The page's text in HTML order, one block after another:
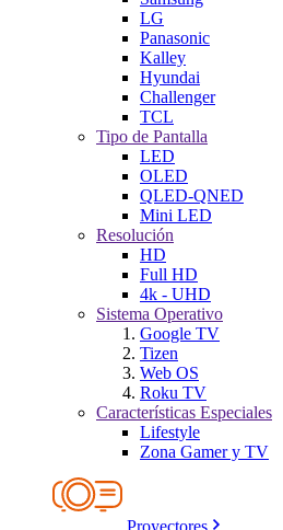
LG
Panasonic
Kalley
Hyundai
Challenger
TCL
Tipo de Pantalla
LED
OLED
QLED-QNED
Mini LED
Resolución
HD
Full HD
4k - UHD
Sistema Operativo
Google TV
Tizen
Web OS
Roku TV
Características Especiales
Lifestyle
Zona Gamer y TV
Proyectores